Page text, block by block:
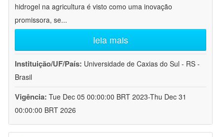
hidrogel na agricultura é visto como uma inovação
promissora, se...
leia mais
Instituição/UF/País: Universidade de Caxias do Sul - RS -
Brasil
Vigência: Tue Dec 05 00:00:00 BRT 2023-Thu Dec 31
00:00:00 BRT 2026